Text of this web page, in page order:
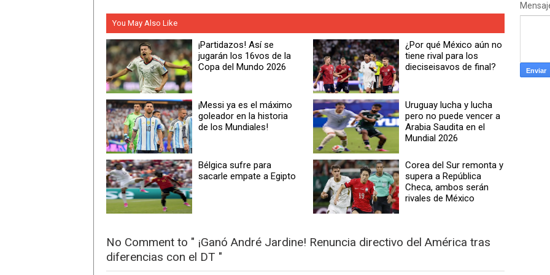
You May Also Like
¡Partidazos! Así se
jugarán los 16vos de la
Copa del Mundo 2026
¿Por qué México aún no
tiene rival para los
dieciseisavos de final?
¡Messi ya es el máximo
goleador en la historia
de los Mundiales!
Uruguay lucha y lucha
pero no puede vencer a
Arabia Saudita en el
Mundial 2026
Bélgica sufre para
sacarle empate a Egipto
Corea del Sur remonta y
supera a República
Checa, ambos serán
rivales de México
No Comment to " ¡Ganó André Jardine! Renuncia directivo del América tras
diferencias con el DT "